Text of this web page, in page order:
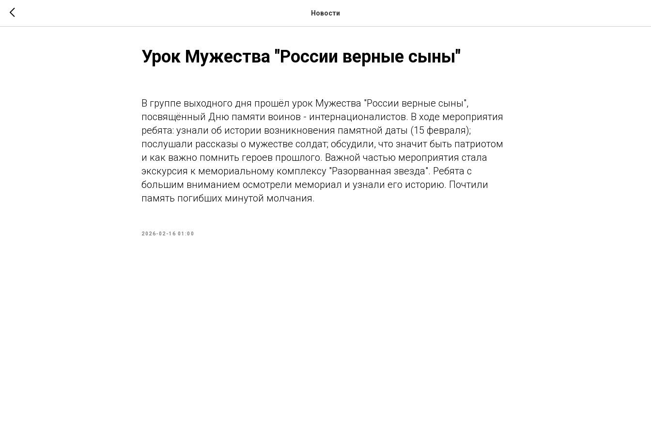
Новости
Урок Мужества "России верные сыны"
В группе выходного дня прошёл урок Мужества "России верные сыны",
посвящённый Дню памяти воинов - интернационалистов. В ходе мероприятия
ребята: узнали об истории возникновения памятной даты (15 февраля);
послушали рассказы о мужестве солдат; обсудили, что значит быть патриотом
и как важно помнить героев прошлого. Важной частью мероприятия стала
экскурсия к мемориальному комплексу "Разорванная звезда". Ребята с
большим вниманием осмотрели мемориал и узнали его историю. Почтили
память погибших минутой молчания.
2026-02-16 01:00